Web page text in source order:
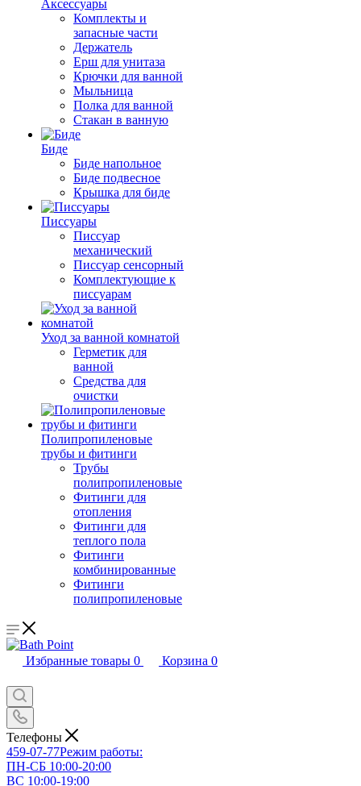
Аксессуары
Комплекты и
запасные части
Держатель
Ерш для унитаза
Крючки для ванной
Мыльница
Полка для ванной
Стакан в ванную
Биде
Биде напольное
Биде подвесное
Крышка для биде
Писсуары
Писсуар
механический
Писсуар сенсорный
Комплектующие к
писсуарам
Уход за ванной комнатой
Герметик для
ванной
Средства для
очистки
Полипропиленовые
трубы и фитинги
Трубы
полипропиленовые
Фитинги для
отопления
Фитинги для
теплого пола
Фитинги
комбинированные
Фитинги
полипропиленовые
Избранные товары 0 Корзина 0
Телефоны
459-07-77Режим работы:
ПН-СБ 10:00-20:00
ВС 10:00-19:00